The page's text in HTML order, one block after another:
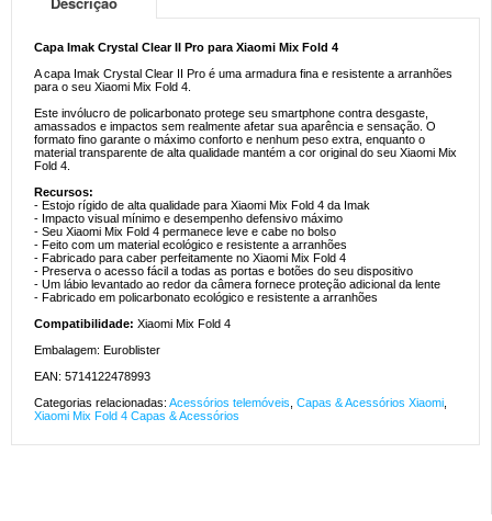
Capa Imak Crystal Clear II Pro para Xiaomi Mix Fold 4
A capa Imak Crystal Clear II Pro é uma armadura fina e resistente a arranhões
para o seu Xiaomi Mix Fold 4.
Este invólucro de policarbonato protege seu smartphone contra desgaste,
amassados e impactos sem realmente afetar sua aparência e sensação. O
formato fino garante o máximo conforto e nenhum peso extra, enquanto o
material transparente de alta qualidade mantém a cor original do seu Xiaomi Mix
Fold 4.
Recursos:
- Estojo rígido de alta qualidade para Xiaomi Mix Fold 4 da Imak
- Impacto visual mínimo e desempenho defensivo máximo
- Seu Xiaomi Mix Fold 4 permanece leve e cabe no bolso
- Feito com um material ecológico e resistente a arranhões
- Fabricado para caber perfeitamente no Xiaomi Mix Fold 4
- Preserva o acesso fácil a todas as portas e botões do seu dispositivo
- Um lábio levantado ao redor da câmera fornece proteção adicional da lente
- Fabricado em policarbonato ecológico e resistente a arranhões
Compatibilidade: Xiaomi Mix Fold 4
Embalagem: Euroblister
EAN: 5714122478993
Categorias relacionadas: Acessórios telemóveis Capas & Acessórios Xiaomi
Xiaomi Mix Fold 4 Capas & Acessórios